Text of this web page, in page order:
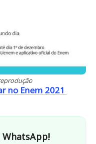
no Enem 2021
WhatsApp!